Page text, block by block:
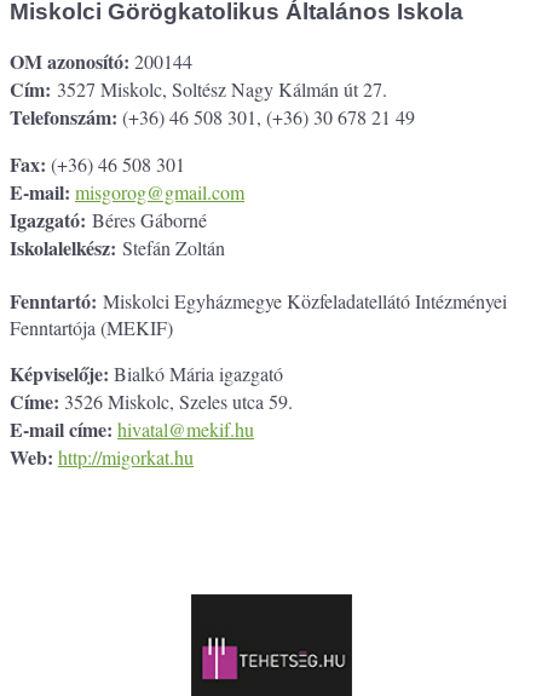
Miskolci Görögkatolikus Általános Iskola
OM azonosító: 200144
Cím: 3527 Miskolc, Soltész Nagy Kálmán út 27.
Telefonszám: (+36) 46 508 301, (+36) 30 678 21 49
Fax: (+36) 46 508 301
E-mail: misgorog@gmail.com
Igazgató: Béres Gáborné
Iskolalelkész: Stefán Zoltán
Fenntartó: Miskolci Egyházmegye Közfeladatellátó Intézményei
Fenntartója (MEKIF)
Képviselője: Bialkó Mária igazgató
Címe: 3526 Miskolc, Szeles utca 59.
E-mail címe: hivatal@mekif.hu
Web: http://migorkat.hu